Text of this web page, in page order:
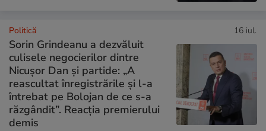
Politică 16 iul.
Sorin Grindeanu a dezvăluit
culisele negocierilor dintre
Nicușor Dan și partide: „A
reascultat înregistrările și l-a
întrebat pe Bolojan de ce s-a
răzgândit”. Reacția premierului
demis